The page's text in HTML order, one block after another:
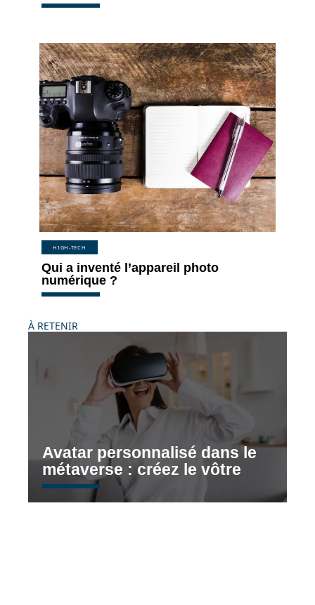
HIGH-TECH
Qui a inventé l’appareil photo
numérique ?
À RETENIR
Avatar personnalisé dans le
métaverse : créez le vôtre